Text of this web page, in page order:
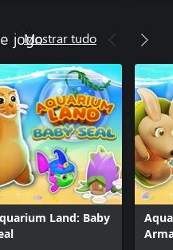
jogo
Mostrar tudo
Land: Baby